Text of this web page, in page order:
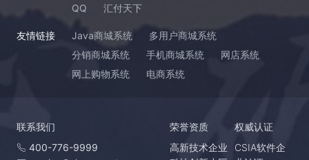
QQ
汇付天下
友情链接 Java商城系统
多用户商城系统
分销商城系统
手机商城系统
网店系统
网上购物系统
电商系统
联系我们
400-776-9999
荣誉资质
高新技术企业
权威认证
CSIA软件企